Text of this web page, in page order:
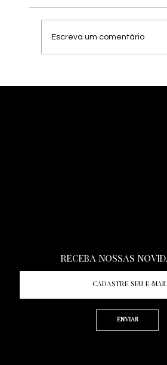
Escreva um comentário
Receba nossas
Enviar